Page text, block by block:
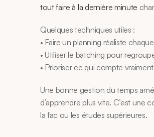
tout faire à la dernière minute
Quelques techniques utiles :
• Faire un planning réaliste
• Utiliser le batching pour
• Prioriser ce qui compte
Une bonne gestion du temps
d’apprendre plus vite. C’est
la fac ou les études supérieures.